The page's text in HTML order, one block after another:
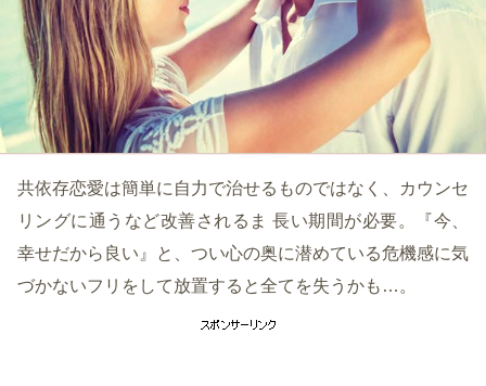
共依存恋愛は簡単に自力で治せるものではなく、カウンセ
リングに通うなど改善されるま 長い期間が必要。『今、
幸せだから良い』と、つい心の奥に潜めている危機感に気
づかないフリをして放置すると全てを失うかも…。